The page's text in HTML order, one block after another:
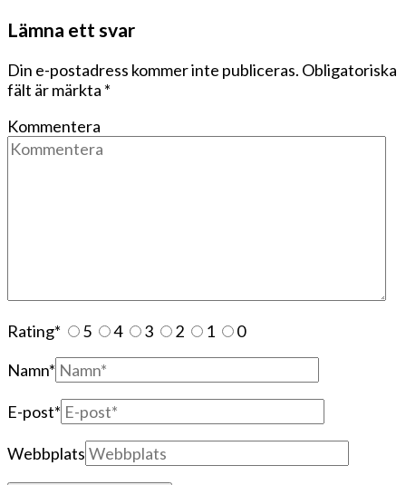
Lämna ett svar
Din e-postadress kommer inte publiceras. Obligatoriska
fält är märkta *
Kommentera
Rating* 5 4 3 2 1
0
Namn*
E-post*
Webbplats